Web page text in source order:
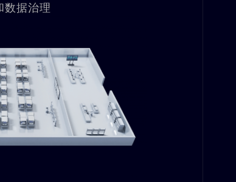
数据治理​​